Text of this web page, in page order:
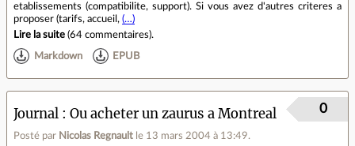
etablissements (compatibilite, support). Si vous avez d'autres criteres a
proposer (tarifs, accueil, (…)
Lire la suite (64 commentaires).
Markdown EPUB
Journal Ou acheter un zaurus a Montreal
Posté par Nicolas Regnault le 13 mars 2004 à 13:49.
0